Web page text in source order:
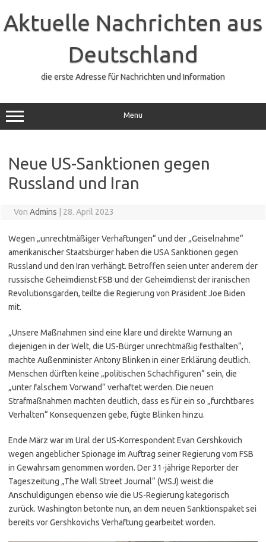
springen
Aktuelle Nachrichten aus
Deutschland
die erste Adresse für Nachrichten und Information
Menu
Neue US-Sanktionen gegen
Russland und Iran
Von Admins 28. April 2023
Wegen „unrechtmäßiger Verhaftungen“ und der „Geiselnahme“
amerikanischer Staatsbürger haben die USA Sanktionen gegen
Russland und den Iran verhängt. Betroffen seien unter anderem der
russische Geheimdienst FSB und der Geheimdienst der iranischen
Revolutionsgarden, teilte die Regierung von Präsident Joe Biden
mit.
„Unsere Maßnahmen sind eine klare und direkte Warnung an
diejenigen in der Welt, die US-Bürger unrechtmäßig festhalten“,
machte Außenminister Antony Blinken in einer Erklärung deutlich.
Menschen dürften keine „politischen Schachfiguren“ sein, die
„unter falschem Vorwand“ verhaftet werden. Die neuen
Strafmaßnahmen machten deutlich, dass es für ein so „furchtbares
Verhalten“ Konsequenzen gebe, fügte Blinken hinzu.
Ende März war im Ural der US-Korrespondent Evan Gershkovich
wegen angeblicher Spionage im Auftrag seiner Regierung vom FSB
in Gewahrsam genommen worden. Der 31-jährige Reporter der
Tageszeitung „The Wall Street Journal“ (WSJ) weist die
Anschuldigungen ebenso wie die US-Regierung kategorisch
zurück. Washington betonte nun, an dem neuen Sanktionspaket sei
bereits vor Gershkovichs Verhaftung gearbeitet worden.